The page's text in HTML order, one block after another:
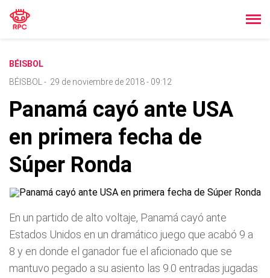
BÉISBOL
BÉISBOL
- 29 de noviembre de 2018 - 09:12
Panamá cayó ante USA
en primera fecha de
Súper Ronda
En un partido de alto voltaje, Panamá cayó ante
Estados Unidos en un dramático juego que acabó 9 a
8 y en donde el ganador fue el aficionado que se
mantuvo pegado a su asiento las 9.0 entradas jugadas